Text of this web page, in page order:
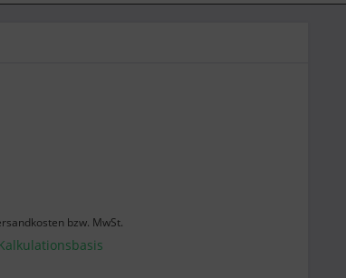
bzw. MwSt.